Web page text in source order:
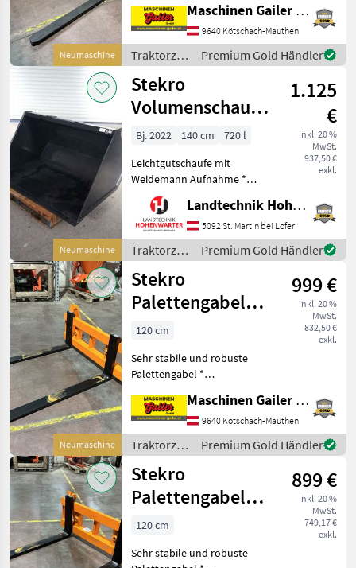
Neumaschine
Zinkenlänge 120 cm *
Zinkendimension Breite 800
mm, Stärke 40 mm *
Tragkraft 2000 kg * 2 Hülse
Maschinen Gailer GmbH
9640 Kötschach-Mauthen
Traktorzubehör
/ Stekro
Premium Gold Händler
Neumaschine
Stekro
Volumenschaufel
1,4m mit
Weidemann
Aufnahme (147
1.125
€
inkl. 20 %
MwSt.
937,50 €
exkl.
Bj. 2022 140 cm
720 l
Leichtgutschaufe mit
Weidemann Aufnahme *
passend mit hydraulisch
und mechanische
Verriegelung * Breite ca. 1, 4
m * Volumen max.0, 72 m³ *
Gewicht ca 230 kg * Abm
Landtechnik Hohenwarter GmbH
5092 St. Martin bei Lofer
Traktorzubehör
/ Stekro
Premium Gold Händler
Neumaschine
Stekro
Palettengabel
Hauer schwere
Ausführung
999 €
inkl. 20 %
MwSt.
832,50 €
exkl.
120 cm
Sehr stabile und robuste
Palettengabel *
Zinkenlänge 120 cm *
Zinkendimension Breite 100
mm, Stärke 40 mm *
Tragkraft 2500 kg *
Eigengewicht 2
Maschinen Gailer GmbH
9640 Kötschach-Mauthen
Traktorzubehör
/ Stekro
Premium Gold Händler
Stekro
Palettengabel
Euro schwere
Ausführung
899 €
inkl. 20 %
MwSt.
749,17 €
exkl.
120 cm
Sehr stabile und robuste